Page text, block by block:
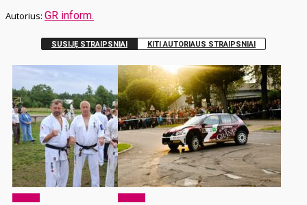
GR inform.
SUSIJĘ STRAIPSNIAI KITI AUTORIAUS STRAIPSNIAI